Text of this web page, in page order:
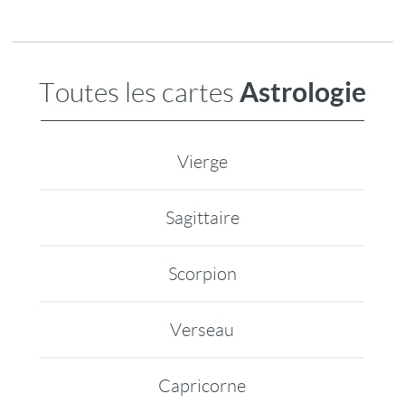
Toutes les cartes Astrologie
Vierge
Sagittaire
Scorpion
Verseau
Capricorne